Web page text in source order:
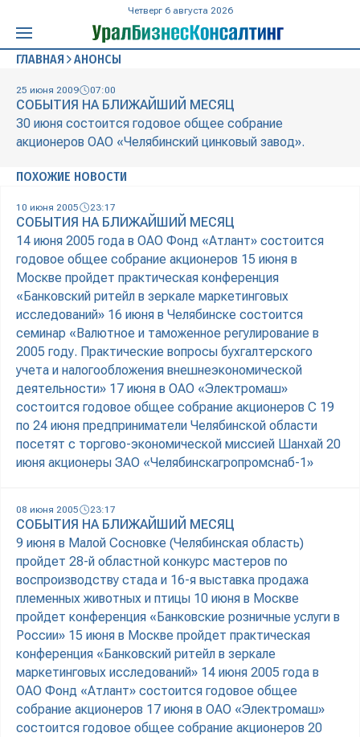
Четверг 6 августа 2026
ГЛАВНАЯ АНОНСЫ
25 июня 2009 07:00
СОБЫТИЯ НА БЛИЖАЙШИЙ МЕСЯЦ
30 июня состоится годовое общее собрание
акционеров ОАО «Челябинский цинковый завод».
ПОХОЖИЕ НОВОСТИ
10 июня 2005 23:17
СОБЫТИЯ НА БЛИЖАЙШИЙ МЕСЯЦ
14 июня 2005 года в ОАО Фонд «Атлант» состоится
годовое общее собрание акционеров 15 июня в
Москве пройдет практическая конференция
«Банковский ритейл в зеркале маркетинговых
исследований» 16 июня в Челябинске состоится
семинар «Валютное и таможенное регулирование в
2005 году. Практические вопросы бухгалтерского
учета и налогообложения внешнеэкономической
деятельности» 17 июня в ОАО «Электромаш»
состоится годовое общее собрание акционеров С 19
по 24 июня предприниматели Челябинской области
посетят с торгово-экономической миссией Шанхай 20
июня акционеры ЗАО «Челябинскагропромснаб-1»
08 июня 2005 23:17
СОБЫТИЯ НА БЛИЖАЙШИЙ МЕСЯЦ
9 июня в Малой Сосновке (Челябинская область)
пройдет 28-й областной конкурс мастеров по
воспроизводству стада и 16-я выставка продажа
племенных животных и птицы 10 июня в Москве
пройдет конференция «Банковские розничные услуги в
России» 15 июня в Москве пройдет практическая
конференция «Банковский ритейл в зеркале
маркетинговых исследований» 14 июня 2005 года в
ОАО Фонд «Атлант» состоится годовое общее
собрание акционеров 17 июня в ОАО «Электромаш»
состоится годовое общее собрание акционеров 20